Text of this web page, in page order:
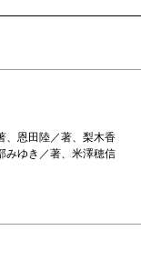
、恩田陸／著、梨木香
みゆき／著、米澤穂信